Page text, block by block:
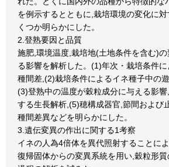
を例示するとともに,栽培環境の変化に
くつか明らかにした。
2.登熟要因と品質
施肥,環境温度,栽培地(土地条件を含む)の
る影響を解析した。(1)年次・栽培条件
種間差,(2)栽培条件によるイネ種子中の
(3)登熟中の温度が穀粒成分に与える影
する生長解析,(5)穂構成器官,節間および
種間差異などを明らかにした。
3.遺伝変異の作出に関する1考察
イネの人為4倍体を異代照射することに
復帰固体からの変異系統を用い,穀粒形